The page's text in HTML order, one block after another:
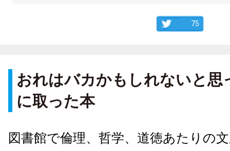
75
おれはバカかもしれないと思
に取った本
図書館で倫理、哲学、道徳あたりの